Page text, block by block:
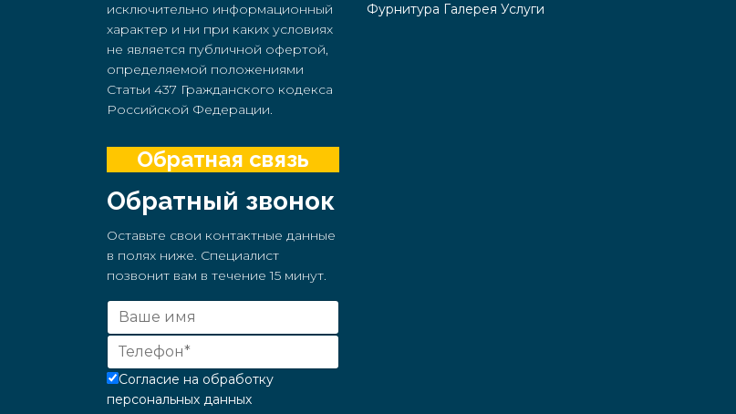
исключительно информационный
характер и ни при каких условиях
не является публичной офертой,
определяемой положениями
Статьи 437 Гражданского кодекса
Российской Федерации.
Обратная связь
Обратный звонок
Оставьте свои контактные данные
в полях ниже. Специалист
позвонит вам в течение 15 минут.
Согласие на обработку
персональных данных
Фурнитура Галерея Услуги